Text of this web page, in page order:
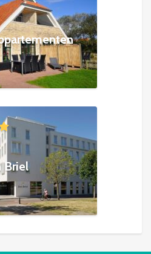
Briel